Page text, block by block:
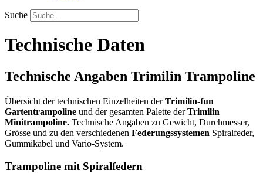
Suche
Technische Daten
Technische Angaben Trimilin Trampoline
Übersicht der technischen Einzelheiten derTrimilin-fun
Gartentrampoline und der gesamten Palette derTrimilin
Minitrampoline. Technische Angaben zu Gewicht, Durchmesser,
Grösse und zu den verschiedenen Federungssystemen Spiralfeder,
Gummikabel und Vario-System.
Trampoline mit Spiralfedern